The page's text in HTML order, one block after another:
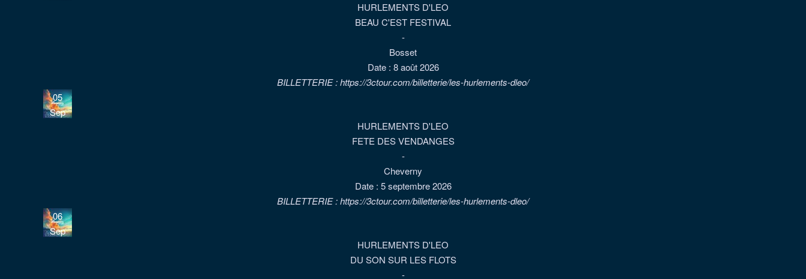
HURLEMENTS D'LEO
BEAU C'EST FESTIVAL
-
Bosset
Date : 8 août 2026
BILLETTERIE : https://3ctour.com/billetterie/les-hurlements-dleo/
05
Sep
HURLEMENTS D'LEO
FETE DES VENDANGES
-
Cheverny
Date : 5 septembre 2026
BILLETTERIE : https://3ctour.com/billetterie/les-hurlements-dleo/
06
Sep
HURLEMENTS D'LEO
DU SON SUR LES FLOTS
-